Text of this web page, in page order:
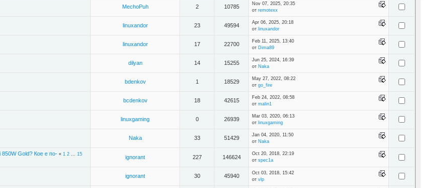
MechoPuh 2 10785
Nov 07, 2025, 20:35
от remotexx
linuxandor 23 49594
Apr 06, 2025, 20:18
от linuxandor
linuxandor 17 22700
Feb 11, 2025, 13:40
от Dima89
dilyan 14 15255
Jun 25, 2024, 16:39
от Naka
bdenkov 1 18529
May 27, 2022, 08:22
от go_fire
bcdenkov 18 42615
Feb 24, 2022, 08:58
от malin1
linuxgaming 0 26939
Mar 03, 2020, 06:13
от linuxgaming
Naka 33 51429
Jan 04, 2020, 11:50
от Naka
Gold? Кое е по- « 1 2... 15
ignorant 227 146624
Oct 20, 2018, 22:19
от spec1a
ignorant 30 45940
Oct 03, 2018, 15:42
от vlp